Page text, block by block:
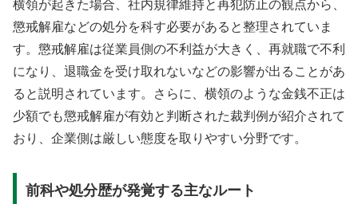
横領が起きた場合、社内規律維持と再犯防止の観点から、
懲戒解雇などの処分を科す必要があると整理されていま
す。懲戒解雇は従業員側の不利益が大きく、再就職で不利
になり、退職金を受け取れないなどの影響が出ることがあ
ると説明されています。さらに、横領のような金銭不正は
少額でも懲戒解雇が有効と判断された裁判例が紹介されて
おり、企業側は厳しい態度を取りやすい分野です。
前科や処分歴が発覚する主なルート